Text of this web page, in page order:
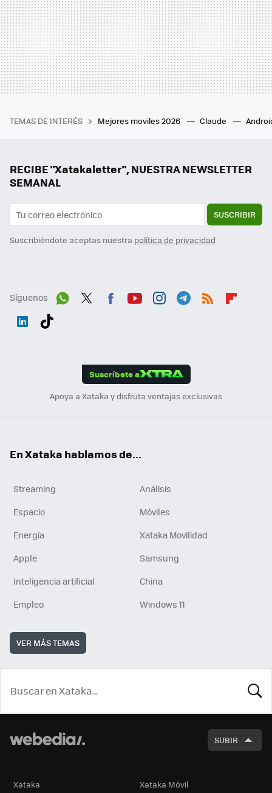
TEMAS DE INTERÉS Mejores moviles 2026 Claude
RECIBE "Xatakaletter", NUESTRA NEWSLETTER
SEMANAL
SUSCRIBIR
Suscribiéndote aceptas nuestra política de privacidad
Síguenos
Suscríbete a
Apoya a Xataka y disfruta ventajas exclusivas
En Xataka hablamos de...
Streaming
Análisis
Espacio
Móviles
Energía
Xataka Movilidad
Apple
Samsung
Inteligencia artificial
China
Empleo
Windows 11
VER MÁS TEMAS
SUBIR
Xataka Xataka Móvil